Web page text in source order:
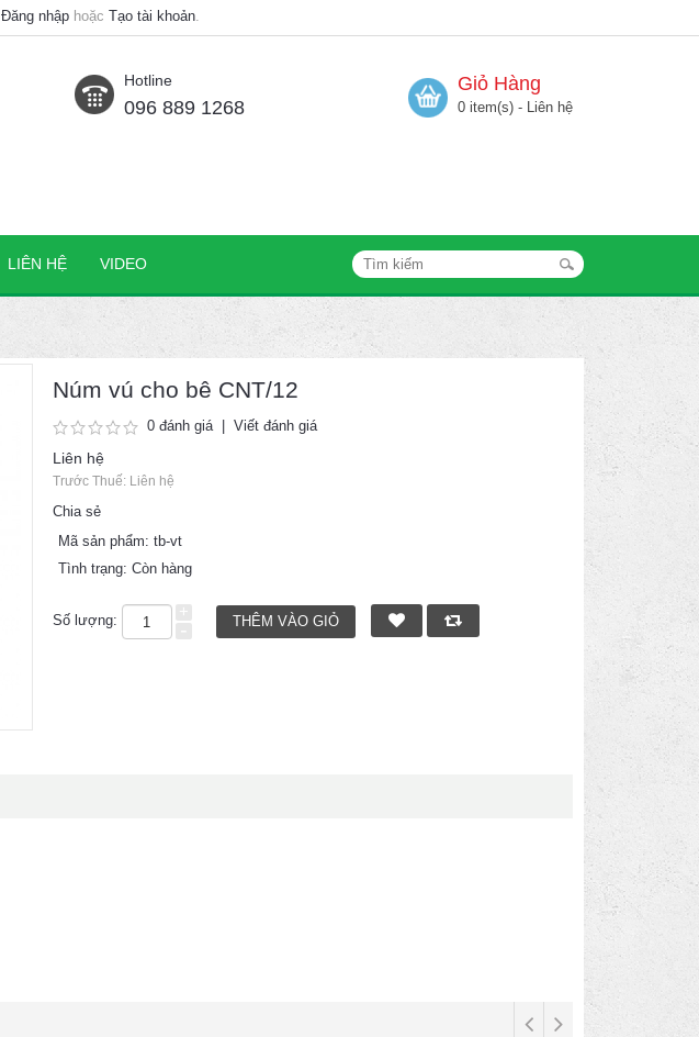
Đăng nhập hoặc Tạo tài khoản.
Hotline
096 889 1268
Giỏ Hàng
0 item(s) - Liên hệ
LIÊN HỆ VIDEO
Núm vú cho bê CNT/12
0 đánh giá| Viết đánh giá
Liên hệ
Trước Thuế: Liên hệ
Chia sẻ
Mã sản phẩm: tb-vt
Tình trạng: Còn hàng
Số lượng: